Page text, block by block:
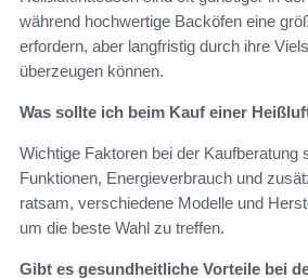
während hochwertige Backöfen eine
erfordern, aber langfristig durch ihre
überzeugen können.
Was sollte ich beim Kauf einer
Wichtige Faktoren bei der Kaufberatung
Funktionen, Energieverbrauch und
ratsam, verschiedene Modelle und
um die beste Wahl zu treffen.
Gibt es gesundheitliche Vorteile bei